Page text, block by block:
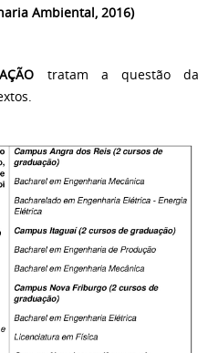
Ambiental, 2016)
tratam a questão da